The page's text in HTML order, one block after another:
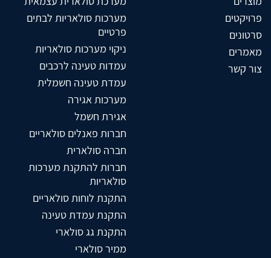
פרויקטים
סרטונים
מאמרים
צור קשר
מערכות סולאריות לבתים
פרטיים
ניקוי מערכות סולאריות
עמדות טעינה לרכבים
עמדת טעינה חשמלית
מערכות אגירה
אגירת חשמל
חברות פאנלים סולאריים
חברה סולארית
חברות להתקנת מערכות
סולאריות
התקנת לוחות סולאריים
התקנת עמדת טעינה
התקנת גג סולארי
ממיר סולארי